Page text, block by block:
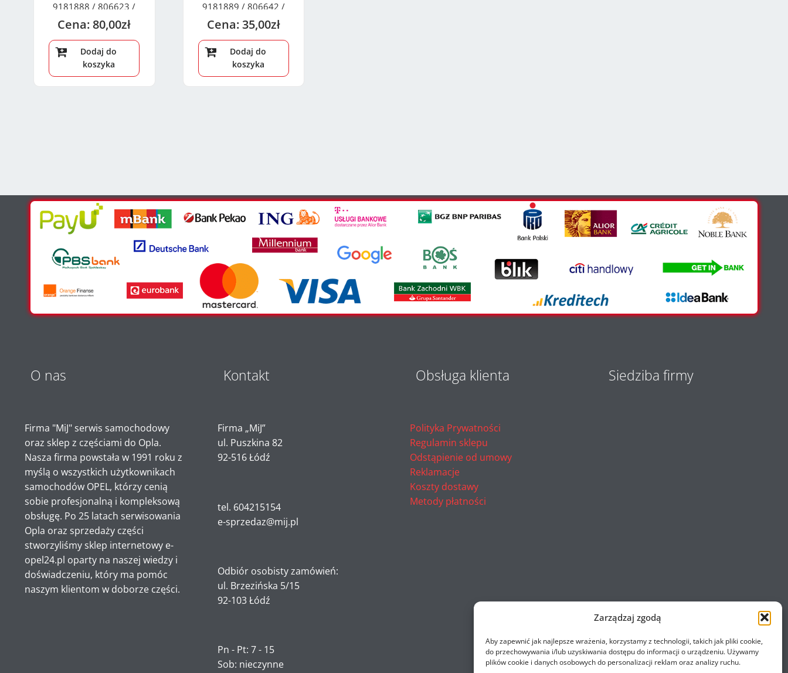
Zarządzaj zgodą
Aby zapewnić jak najlepsze wrażenia, korzystamy z technologii, takich jak pliki cookie,
do przechowywania i/lub uzyskiwania dostępu do informacji o urządzeniu. Używamy
plików cookie i danych osobowych do personalizacji reklam oraz analizy ruchu.
9181888 / 806623 /
80,00zł
Dodaj do
koszyka
9181889 / 806642 /
35,00zł
Dodaj do
koszyka
O nas
Firma "MiJ" serwis samochodowy
oraz sklep z częściami do Opla.
Nasza firma powstała w 1991 roku z
myślą o wszystkich użytkownikach
samochodów OPEL, którzy cenią
sobie profesjonalną i kompleksową
obsługę. Po 25 latach serwisowania
Opla oraz sprzedaży części
stworzyliśmy sklep internetowy e-
opel24.pl oparty na naszej wiedzy i
doświadczeniu, który ma pomóc
naszym klientom w doborze części.
Kontakt
Firma „MiJ”
ul. Puszkina 82
92-516 Łódź
tel. 604215154
e-sprzedaz@mij.pl
Odbiór osobisty zamówień:
ul. Brzezińska 5/15
92-103 Łódź
Pn - Pt: 7 - 15
Sob: nieczynne
Obsługa klienta
Polityka Prywatności
Regulamin sklepu
Odstąpienie od umowy
Reklamacje
Koszty dostawy
Metody płatności
Siedziba firmy